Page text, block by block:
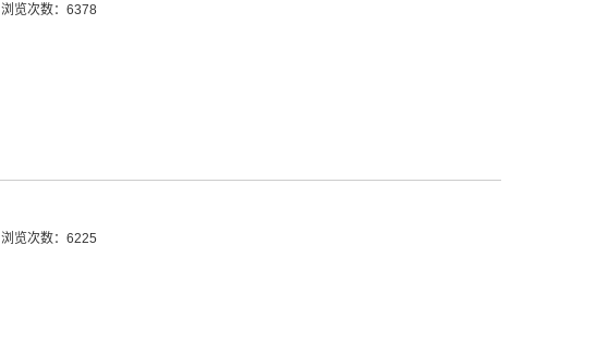
浏览次数：6378
浏览次数：6225